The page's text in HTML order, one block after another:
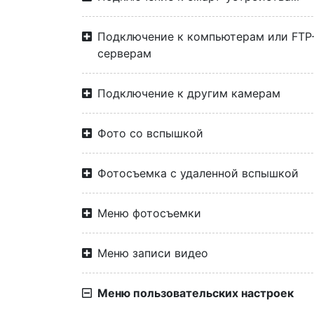
Подключение к компьютерам или
серверам
Подключение к другим камерам
Фото со вспышкой
Фотосъемка с удаленной вспышкой
Меню фотосъемки
Меню записи видео
Меню пользовательских настроек